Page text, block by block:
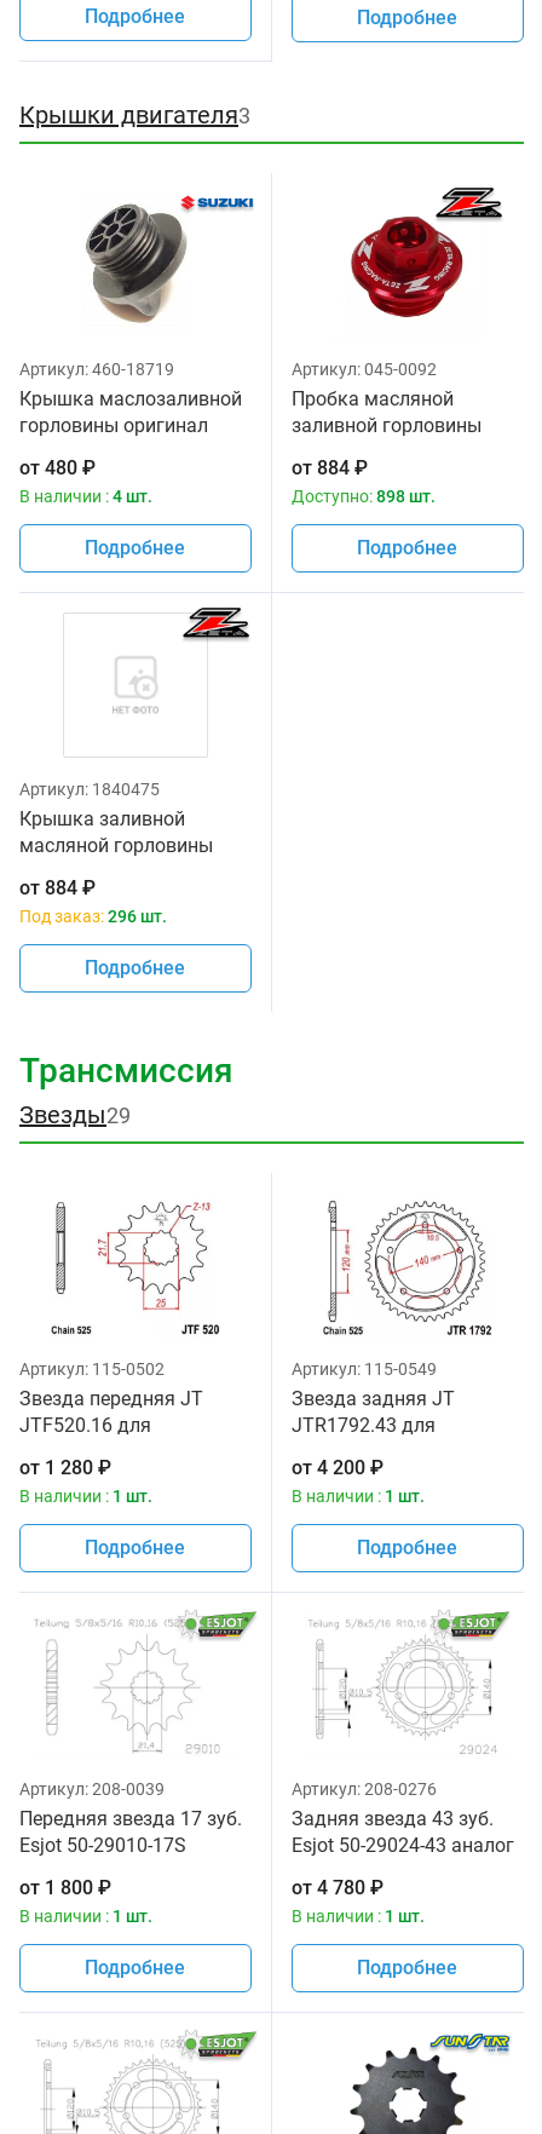
Подробнее Подробнее
Крышки двигателя3
Артикул:460-18719
Крышка маслозаливной
горловины оригинал
от 480 ₽
В наличии :4 шт.
Подробнее
Артикул:045-0092
Пробка масляной
заливной горловины
2110
от 884₽
Доступно:898 шт.
Подробнее
Артикул: 1840475
Крышка заливной
масляной горловины
CR/CRF/CRF250L,YZ/YZF/WRF,
KLX Black
от 884 ₽
Под заказ:296 шт.
Подробнее
Трансмиссия
Звезды29
Артикул: 115-0502
Звезда передняя JT
JTF520.16 для
от 1 280 ₽
В наличии : 1 шт.
Подробнее
Артикул: 115-0549
Звезда задняя JT
JTR1792.43 для
от 4 200₽
В наличии : 1 шт.
Подробнее
Артикул:208-0039
Передняя звезда 17 зуб.
Esjot 50-29010-17S
от 1 800 ₽
В наличии : 1 шт.
Подробнее
Артикул:208-0276
Задняя звезда 43 зуб.
Esjot 50-29024-43 аналог
от 4 780₽
В наличии : 1 шт.
Подробнее